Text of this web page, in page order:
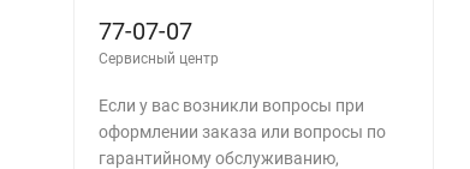
77-07-07
Сервисный центр
Если у вас возникли вопросы при
оформлении заказа или вопросы по
гарантийному обслуживанию,